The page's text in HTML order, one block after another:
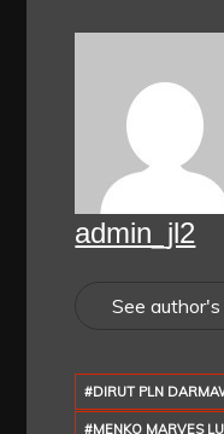
admin_jl2
See
#DIRUT PLN
#MENKO MARVES